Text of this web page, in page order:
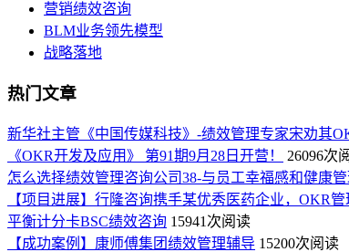
营销绩效咨询
BLM业务领先模型
战略落地
热门文章
新华社主管《中国传媒科技》-绩效管理专家宋劝其
《OKR开发及应用》 第91期9月28日开营！
26096次
怎么选择绩效管理咨询公司38-与员工幸福感和健康
【项目进展】行隆咨询携手某优秀医药企业，OKR
平衡计分卡BSC绩效咨询 15941次阅读
【成功案例】康师傅集团绩效管理辅导 15200次阅读